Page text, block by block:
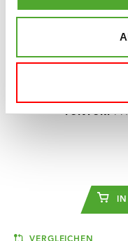
TUNTURI
VERGLEICHEN